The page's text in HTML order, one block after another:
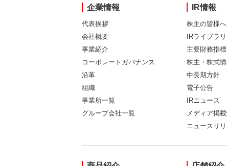
企業情報
代表挨拶
会社概要
事業紹介
コーポレートガバナンス
沿革
組織
事業所一覧
グループ会社一覧
IR情報
株主の皆様へ
IRライブラリ
主要財務指標
株主・株式
中長期方針
電子公告
IRニュース
メディア掲
ニュースリ